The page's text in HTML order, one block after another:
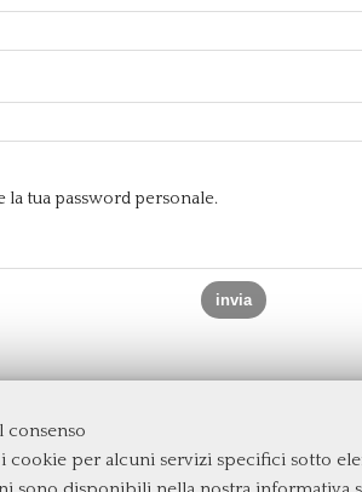
consenso
per alcuni servizi specifici sotto
tua password personale.